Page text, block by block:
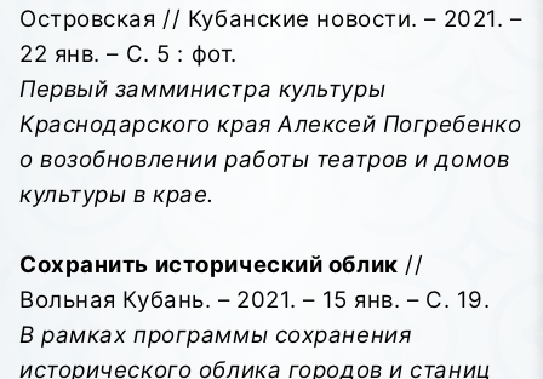
Островская // Кубанские новости. – 2021. –
22 янв. – С. 5 : фот.
Первый замминистра культуры
Краснодарского края Алексей Погребенко
о возобновлении работы театров и домов
культуры в крае.
Сохранить исторический облик //
Вольная Кубань. – 2021. – 15 янв. – С. 19.
В рамках программы сохранения
исторического облика городов и станиц